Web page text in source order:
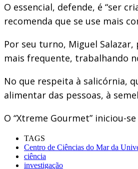
O essencial, defende, é “ser
recomenda que se use mais
Por seu turno, Miguel
mais frequente, trabalhando
No que respeita à salicórnia,
alimentar das pessoas, à
O “Xtreme Gourmet” iniciou-
TAGS
Centro de Ciências do Mar da
ciência
investigação